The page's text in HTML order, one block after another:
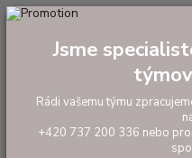
tel: +420 737 200 336
Jsme
Rádi vašemu týmu
+420 737 200 336 nebo